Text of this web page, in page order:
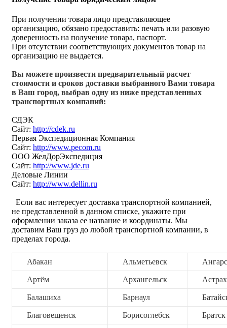
При получении товара лицо представляющее
организацию, обязано предоставить: печать или разовую
доверенность на получение товара, паспорт.
При отсутствии соответствующих документов товар на
организацию не выдается.
Вы можете произвести предварительный расчет
стоимости и сроков доставки выбранного Вами товара
в Ваш город, выбрав одну из ниже представленных
транспортных компаний:
СДЭК
Сайт: http://cdek.ru
Первая Экспедиционная Компания
Сайт: http://www.pecom.ru
ООО ЖелДорЭкспедиция
Сайт: http://www.jde.ru
Деловые Линии
Сайт: http://www.dellin.ru
Если вас интересует доставка транспортной компанией,
не представленной в данном списке, укажите при
оформлении заказа ее название и координаты. Мы
доставим Ваш груз до любой транспортной компании, в
пределах города.
Абакан Альметьевск
Артём Архангельск
Балашиха Барнаул
Благовещенск Борисоглебск Братск